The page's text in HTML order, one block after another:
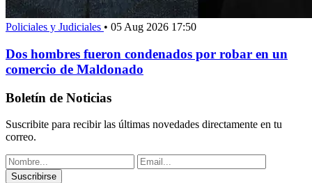
Policiales y Judiciales • 05 Aug 2026 17:50
Dos hombres fueron condenados por robar en un
comercio de Maldonado
Boletín de Noticias
Suscribite para recibir las últimas novedades directamente en tu
correo.
Suscribirse